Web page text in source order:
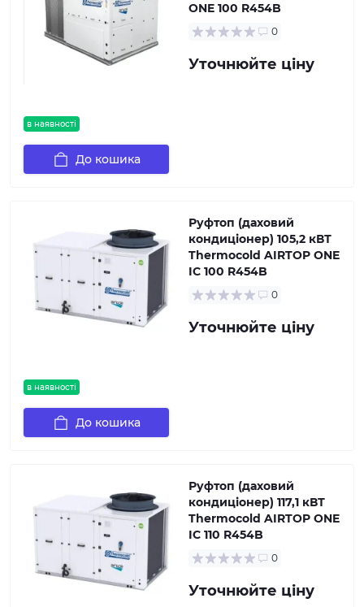
в наявності
ONE 100 R454B
0
Уточнюйте ціну
До кошика
в наявності
Руфтоп (даховий
кондиціонер) 105,2 кВТ
Thermocold AIRTOP ONE
IC 100 R454B
0
Уточнюйте ціну
До кошика
Руфтоп (даховий
кондиціонер) 117,1 кВТ
Thermocold AIRTOP ONE
IC 110 R454B
0
Уточнюйте ціну